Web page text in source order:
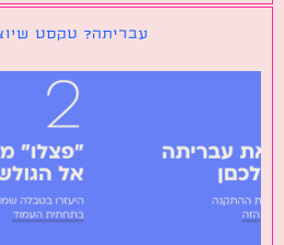
עבריתה? טקסט שיוצר ״אתר